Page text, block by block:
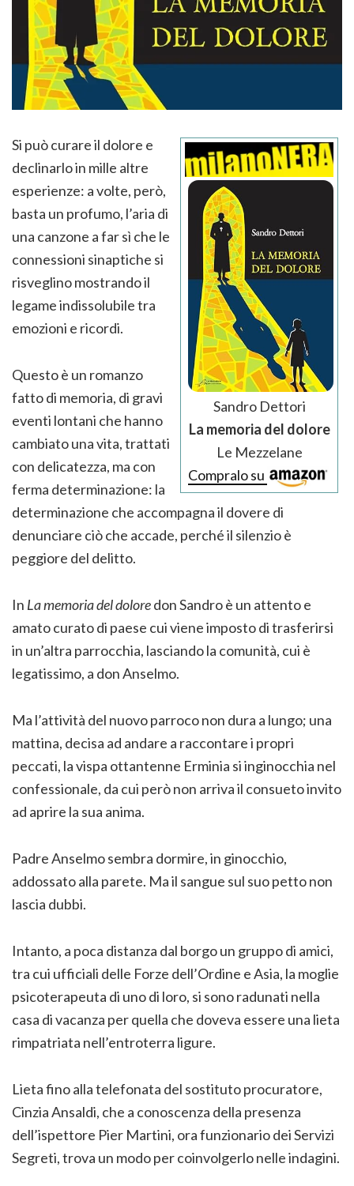
Sandro Dettori
La memoria del dolore
Le Mezzelane
Compralo su
Si può curare il dolore e
declinarlo in mille altre
esperienze: a volte, però,
basta un profumo, l’aria di
una canzone a far sì che le
connessioni sinaptiche si
risveglino mostrando il
legame indissolubile tra
emozioni e ricordi.
Questo è un romanzo
fatto di memoria, di gravi
eventi lontani che hanno
cambiato una vita, trattati
con delicatezza, ma con
ferma determinazione: la
determinazione che accompagna il dovere di
denunciare ciò che accade, perché il silenzio è
peggiore del delitto.
In La memoria del doloredon Sandro è un attento e
amato curato di paese cui viene imposto di trasferirsi
in un’altra parrocchia, lasciando la comunità, cui è
legatissimo, a don Anselmo.
Ma l’attività del nuovo parroco non dura a lungo; una
mattina, decisa ad andare a raccontare i propri
peccati, la vispa ottantenne Erminia si inginocchia nel
confessionale, da cui però non arriva il consueto invito
ad aprire la sua anima.
Padre Anselmo sembra dormire, in ginocchio,
addossato alla parete. Ma il sangue sul suo petto non
lascia dubbi.
Intanto, a poca distanza dal borgo un gruppo di amici,
tra cui ufficiali delle Forze dell’Ordine e Asia, la moglie
psicoterapeuta di uno di loro, si sono radunati nella
casa di vacanza per quella che doveva essere una lieta
rimpatriata nell’entroterra ligure.
Lieta fino alla telefonata del sostituto procuratore,
Cinzia Ansaldi, che a conoscenza della presenza
dell’ispettore Pier Martini, ora funzionario dei Servizi
Segreti, trova un modo per coinvolgerlo nelle indagini.